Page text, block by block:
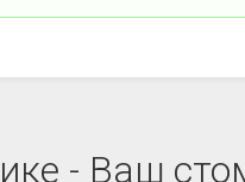
- Ваш